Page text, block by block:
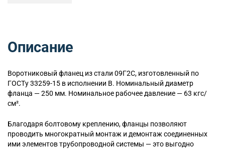
Описание
Воротниковый фланец из стали 09Г2С, изготовленный по
ГОСТу 33259-15 в исполнении B. Номинальный диаметр
фланца — 250 мм. Номинальное рабочее давление — 63 кгс/
см².
Благодаря болтовому креплению, фланцы позволяют
проводить многократный монтаж и демонтаж соединенных
ими элементов трубопроводной системы — это выгодно